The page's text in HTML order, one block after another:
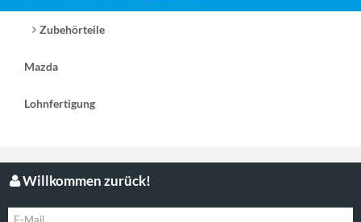
Zubehörteile
Mazda
Lohnfertigung
Willkommen zurück!